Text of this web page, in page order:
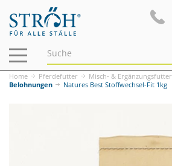
Navigation
ein-/ausblenden
Home Pferdefutter Misch- & Ergänzungsfutter
Belohnungen
Natures Best Stoffwechsel-Fit 1kg